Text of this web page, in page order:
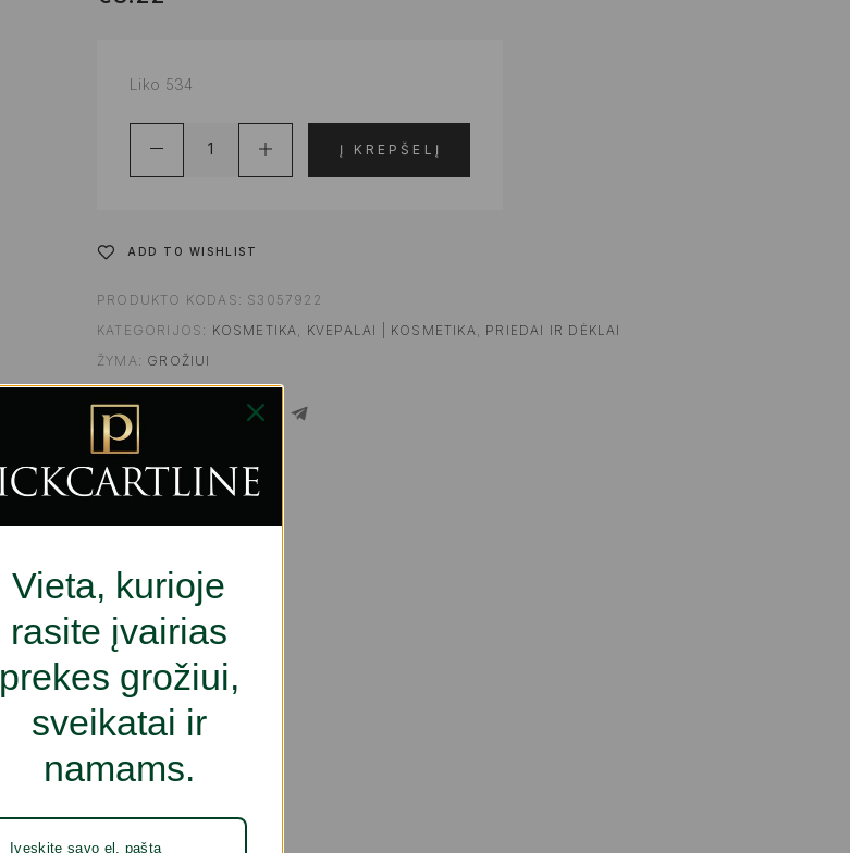
Liko 534
Į KREPŠELĮ
ADD TO WISHLIST
PRODUKTO KODAS: S3057922
KATEGORIJOS: KOSMETIKA KVEPALAI | KOSMETIKA
PRIEDAI IR DĖKLAI
ŽYMA: GROŽIUI
SHARE
Vieta, kurioje
rasite įvairias
prekes grožiui,
sveikatai ir
namams.